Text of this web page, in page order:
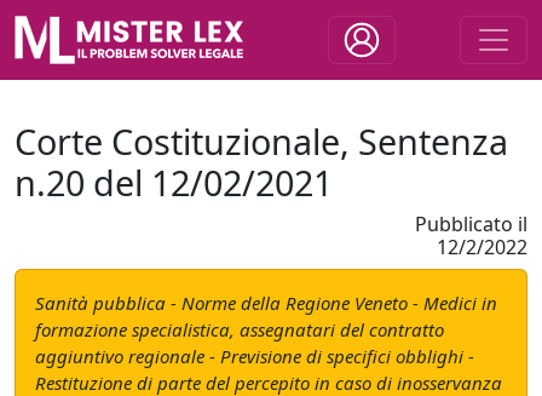
Corte Costituzionale, Sentenza
n.20 del 12/02/2021
Pubblicato il
12/2/2022
Sanità pubblica - Norme della Regione Veneto - Medici in
formazione specialistica, assegnatari del contratto
aggiuntivo regionale - Previsione di specifici obblighi -
Restituzione di parte del percepito in caso di inosservanza